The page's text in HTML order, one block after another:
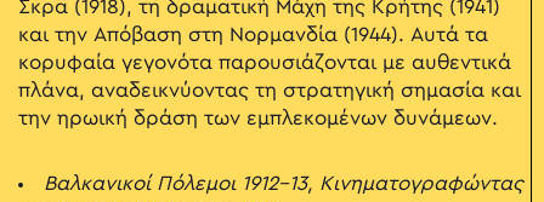
Σκρα (1918), τη δραματική Μάχη της Κρήτης (1941)
και την Απόβαση στη Νορμανδία (1944). Αυτά τα
κορυφαία γεγονότα παρουσιάζονται με αυθεντικά
πλάνα, αναδεικνύοντας τη στρατηγική σημασία και
την ηρωική δράση των εμπλεκομένων δυνάμεων.
Βαλκανικοί Πόλεμοι 1912-13, Κινηματογραφώντας